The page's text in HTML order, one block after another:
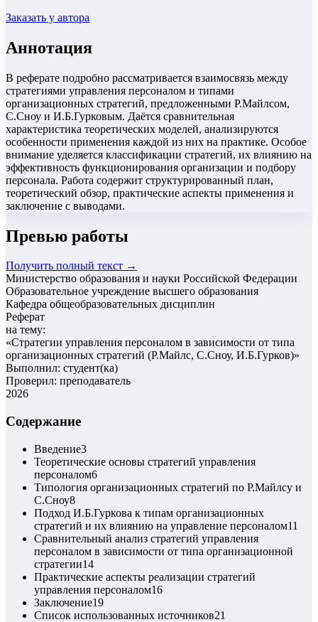
Заказать у автора
Аннотация
В реферате подробно рассматривается взаимосвязь между
стратегиями управления персоналом и типами
организационных стратегий, предложенными Р.Майлсом,
С.Сноу и И.Б.Гурковым. Даётся сравнительная
характеристика теоретических моделей, анализируются
особенности применения каждой из них на практике. Особое
внимание уделяется классификации стратегий, их влиянию на
эффективность функционирования организации и подбору
персонала. Работа содержит структурированный план,
теоретический обзор, практические аспекты применения и
заключение с выводами.
Превью работы
Получить полный текст →
Министерство образования и науки Российской Федерации
Образовательное учреждение высшего образования
Кафедра общеобразовательных дисциплин
Реферат
на тему:
«Стратегии управления персоналом в зависимости от типа
организационных стратегий (Р.Майлс, С.Сноу, И.Б.Гурков)»
Выполнил: студент(ка)
Проверил: преподаватель
2026
Содержание
Введение3
Теоретические основы стратегий управления
персоналом6
Типология организационных стратегий по Р.Майлсу и
С.Сноу8
Подход И.Б.Гуркова к типам организационных
стратегий и их влиянию на управление персоналом11
Сравнительный анализ стратегий управления
персоналом в зависимости от типа организационной
стратегии14
Практические аспекты реализации стратегий
управления персоналом16
Заключение19
Список использованных источников21